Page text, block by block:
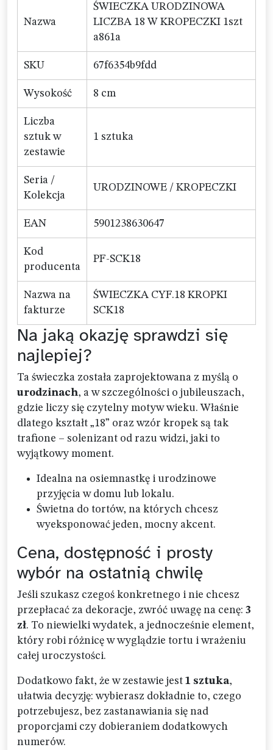
Nazwa
ŚWIECZKA URODZINOWA
LICZBA 18 W KROPECZKI 1szt
a861a
SKU 67f6354b9fdd
Wysokość 8 cm
Liczba
sztuk w
zestawie
1 sztuka
Seria /
Kolekcja
URODZINOWE / KROPECZKI
EAN 5901238630647
Kod
producenta
PF-SCK18
Nazwa na
fakturze
ŚWIECZKA CYF.18 KROPKI
SCK18
Na jaką okazję sprawdzi się
najlepiej?
Ta świeczka została zaprojektowana z myślą o
urodzinach, a w szczególności o jubileuszach,
gdzie liczy się czytelny motyw wieku. Właśnie
dlatego kształt „18” oraz wzór kropek są tak
trafione – solenizant od razu widzi, jaki to
wyjątkowy moment.
Idealna na osiemnastkę i urodzinowe
przyjęcia w domu lub lokalu.
Świetna do tortów, na których chcesz
wyeksponować jeden, mocny akcent.
Cena, dostępność i prosty
wybór na ostatnią chwilę
Jeśli szukasz czegoś konkretnego i nie chcesz
przepłacać za dekoracje, zwróć uwagę na cenę: 3
zł. To niewielki wydatek, a jednocześnie element,
który robi różnicę w wyglądzie tortu i wrażeniu
całej uroczystości.
Dodatkowo fakt, że w zestawie jest 1 sztuka,
ułatwia decyzję: wybierasz dokładnie to, czego
potrzebujesz, bez zastanawiania się nad
proporcjami czy dobieraniem dodatkowych
numerów.